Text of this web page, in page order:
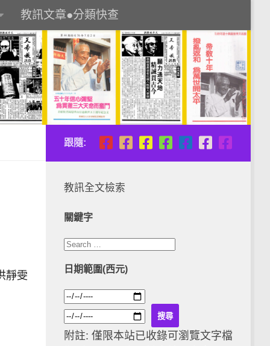
教訊文章●分類快查
靜雯
跟隨:
教訊全文檢索
關鍵字
日期範圍(西元)
附註: 僅限本站已收錄可瀏覽文字檔